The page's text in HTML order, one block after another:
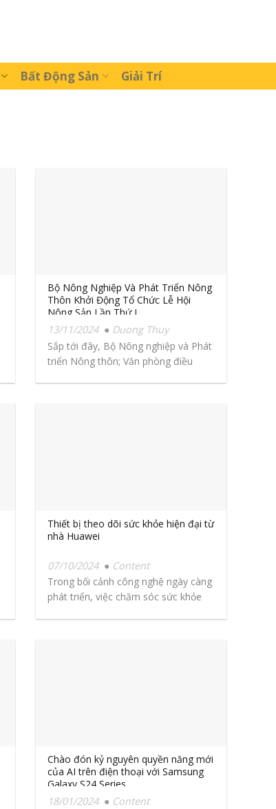
Bất Động Sản Giải Trí
Bộ Nông Nghiệp Và Phát Triển Nông
Thôn Khởi Động Tổ Chức Lễ Hội
Nông Sản Lần Thứ I
13/11/2024
Duong Thuy
Sắp tới đây, Bộ Nông nghiệp và Phát
triển Nông thôn; Văn phòng điều
Thiết bị theo dõi sức khỏe hiện đại từ
nhà Huawei
07/10/2024
Content
Trong bối cảnh công nghệ ngày càng
phát triển, việc chăm sóc sức khỏe
Chào đón kỷ nguyên quyền năng mới
của AI trên điện thoại với Samsung
Galaxy S24 Series
18/01/2024
Content